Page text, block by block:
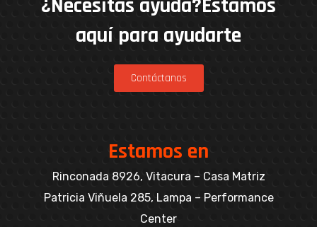
¿Necesitas ayuda?Estamos
aquí para ayudarte
Contáctanos
Estamos en
Rinconada 8926, Vitacura – Casa Matriz
Patricia Viñuela 285, Lampa – Performance
Center